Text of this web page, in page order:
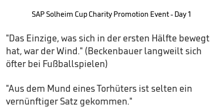
SAP Solheim Cup Charity Promotion Event - Day 1
"Das Einzige, was sich in der ersten Hälfte bewegt
hat, war der Wind." (Beckenbauer langweilt sich
öfter bei Fußballspielen)
"Aus dem Mund eines Torhüters ist selten ein
vernünftiger Satz gekommen."